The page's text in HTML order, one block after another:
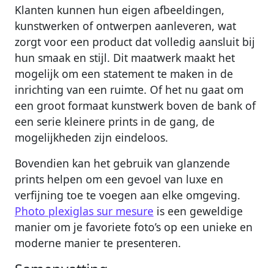
Klanten kunnen hun eigen afbeeldingen,
kunstwerken of ontwerpen aanleveren, wat
zorgt voor een product dat volledig aansluit bij
hun smaak en stijl. Dit maatwerk maakt het
mogelijk om een statement te maken in de
inrichting van een ruimte. Of het nu gaat om
een groot formaat kunstwerk boven de bank of
een serie kleinere prints in de gang, de
mogelijkheden zijn eindeloos.
Bovendien kan het gebruik van glanzende
prints helpen om een gevoel van luxe en
verfijning toe te voegen aan elke omgeving.
Photo plexiglas sur mesure is een geweldige
manier om je favoriete foto’s op een unieke en
moderne manier te presenteren.